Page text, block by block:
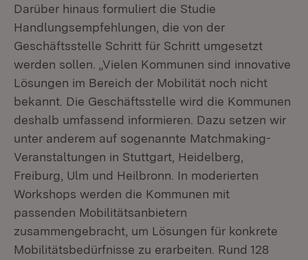
Darüber hinaus formuliert die Studie
Handlungsempfehlungen, die von der
Geschäftsstelle Schritt für Schritt umgesetzt
werden sollen. „Vielen Kommunen sind innovative
Lösungen im Bereich der Mobilität noch nicht
bekannt. Die Geschäftsstelle wird die Kommunen
deshalb umfassend informieren. Dazu setzen wir
unter anderem auf sogenannte Matchmaking-
Veranstaltungen in Stuttgart, Heidelberg,
Freiburg, Ulm und Heilbronn. In moderierten
Workshops werden die Kommunen mit
passenden Mobilitätsanbietern
zusammengebracht, um Lösungen für konkrete
Mobilitätsbedürfnisse zu erarbeiten. Rund 128